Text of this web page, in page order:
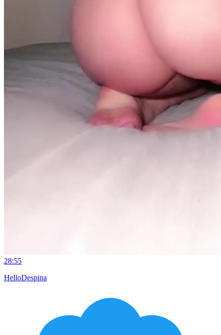
28:55
HelloDespina